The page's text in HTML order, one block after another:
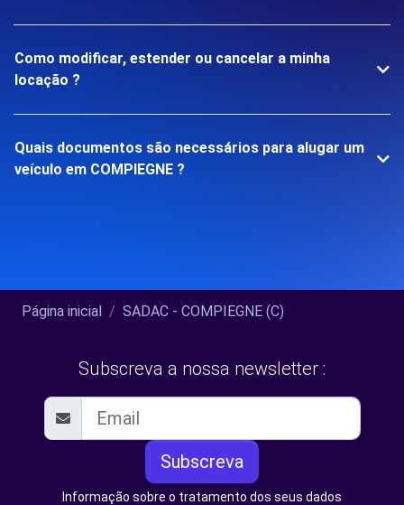
Como modificar, estender ou cancelar a minha
locação ?
Quais documentos são necessários para alugar um
veículo em COMPIEGNE ?
Página inicial SADAC - COMPIEGNE (C)
Subscreva a nossa newsletter :
Subscreva
Informação sobre o tratamento dos seus dados